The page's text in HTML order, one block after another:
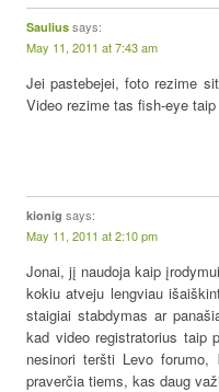
Saulius says:
May 11, 2011 at 7:43 am
Jei pastebejei, foto rezime
Video rezime tas fish-eye
kionig says:
May 11, 2011 at 2:10 pm
Jonai, jį naudoja kaip
kokiu atveju lengviau
staigiai stabdymas ar
kad video registratorius taip
nesinori teršti Levo
praverčia tiems, kas daug